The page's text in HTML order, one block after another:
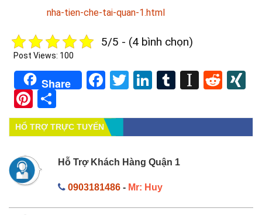
nha-tien-che-tai-quan-1.html
5/5 - (4 bình chọn)
Post Views: 100
Share Facebook
TwitterLinkedIn
Tumblr
Pinterest
HỔ TRỢ TRỰC TUYẾN
Hỗ Trợ Khách Hàng Quận 1
0903181486- Mr: Huy